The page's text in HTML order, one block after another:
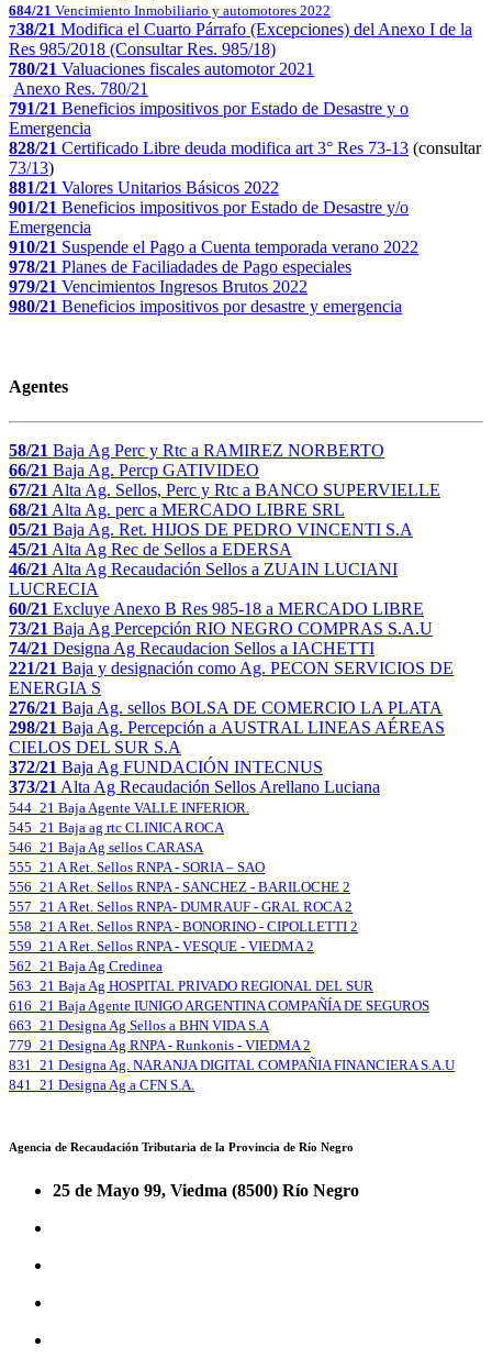
684/21 Vencimiento Inmobiliario y automotores 2022
738/21 Modifica el Cuarto Párrafo (Excepciones) del Anexo I de la
Res 985/2018 (ConsultarRes. 985/18)
780/21 Valuaciones fiscales automotor 2021
Anexo Res. 780/21
791/21 Beneficios impositivos por Estado de Desastre y o
Emergencia
828/21 Certificado Libre deuda modifica art 3° Res 73-13 (consultar
73/13)
881/21 Valores Unitarios Básicos 2022
901/21 Beneficios impositivos por Estado de Desastre y/o
Emergencia
910/21 Suspende el Pago a Cuenta temporada verano 2022
978/21 Planes de Faciliadades de Pago especiales
979/21 Vencimientos Ingresos Brutos 2022
980/21 Beneficios impositivos por desastre y emergencia
Agentes
58/21 Baja Ag Perc y Rtc a RAMIREZ NORBERTO
66/21 Baja Ag. Percp GATIVIDEO
67/21 Alta Ag. Sellos, Perc y Rtc a BANCO SUPERVIELLE
68/21 Alta Ag. perc a MERCADO LIBRE SRL
05/21 Baja Ag. Ret. HIJOS DE PEDRO VINCENTI S.A
45/21 Alta Ag Rec de Sellos a EDERSA
46/21 Alta Ag Recaudación Sellos a ZUAIN LUCIANI
LUCRECIA
60/21 Excluye Anexo B Res 985-18 a MERCADO LIBRE
73/21 Baja Ag Percepción RIO NEGRO COMPRAS S.A.U
74/21 Designa Ag Recaudacion Sellos a IACHETTI
221/21 Baja y designación como Ag. PECON SERVICIOS DE
ENERGIA S
276/21 Baja Ag. sellos BOLSA DE COMERCIO LA PLATA
298/21 Baja Ag. Percepción a AUSTRAL LINEAS AÉREAS
CIELOS DEL SUR S.A
372/21 Baja Ag FUNDACIÓN INTECNUS
373/21 Alta Ag Recaudación Sellos Arellano Luciana
544_21 Baja Agente VALLE INFERIOR.
545_21 Baja ag rtc CLINICA ROCA
546_21 Baja Ag sellos CARASA
555_21 A Ret. Sellos RNPA - SORIA – SAO
556_21 A Ret. Sellos RNPA - SANCHEZ - BARILOCHE 2
557_21 A Ret. Sellos RNPA- DUMRAUF - GRAL ROCA 2
558_21 A Ret. Sellos RNPA - BONORINO - CIPOLLETTI 2
559_21 A Ret. Sellos RNPA - VESQUE - VIEDMA 2
562_21 Baja Ag Credinea
563_21 Baja Ag HOSPITAL PRIVADO REGIONAL DEL SUR
616_21 Baja Agente IUNIGO ARGENTINA COMPAÑÍA DE SEGUROS
663_21 Designa Ag Sellos a BHN VIDA S.A
779_21 Designa Ag RNPA - Runkonis - VIEDMA 2
831_21 Designa Ag. NARANJA DIGITAL COMPAÑIA FINANCIERA S.A.U
841_21 Designa Ag a CFN S.A.
Agencia de Recaudación Tributaria de la Provincia de Río Negro
25 de Mayo 99, Viedma (8500) Río Negro